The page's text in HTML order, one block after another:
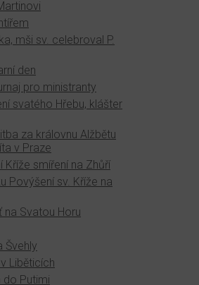
mši sv. celebroval P.
den
pro ministranty
svatého Hřebu, klášter
za královnu Alžbětu
v Praze
Kříže smíření na Zhůří
Povýšení sv. Kříže na
na Svatou Horu
Švehly
Liběticích
do Putimi